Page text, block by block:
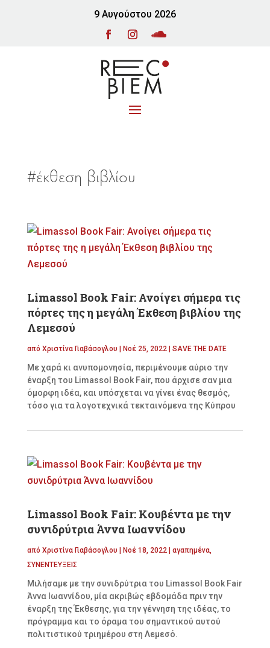
9 Αυγούστου 2026
#έκθεση βιβλίου
Limassol Book Fair: Ανοίγει σήμερα τις
πόρτες της η μεγάλη Έκθεση βιβλίου της
Λεμεσού
από Χριστίνα Γιαβάσογλου Νοέ 25, 2022| SAVE THE DATE
Με χαρά κι ανυπομονησία, περιμένουμε αύριο την
έναρξη του Limassol Book Fair, που άρχισε σαν μια
όμορφη ιδέα, και υπόσχεται να γίνει ένας θεσμός,
τόσο για τα λογοτεχνικά τεκταινόμενα της Κύπρου
Limassol Book Fair: Κουβέντα με την
συνιδρύτρια Άννα Ιωαννίδου
από Χριστίνα Γιαβάσογλου Νοέ 18, 2022| αγαπημένα,
ΣΥΝΕΝΤΕΥΞΕΙΣ
Μιλήσαμε με την συνιδρύτρια του Limassol Book Fair
Άννα Ιωαννίδου, μία ακριβώς εβδομάδα πριν την
έναρξη της Έκθεσης, για την γέννηση της ιδέας, το
πρόγραμμα και το όραμα του σημαντικού αυτού
πολιτιστικού τριημέρου στη Λεμεσό.